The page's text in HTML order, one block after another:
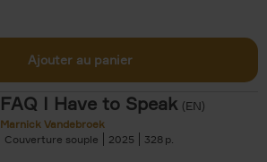
Ajouter au panier
FAQ I Have to Speak (EN)
Marnick Vandebroek
Couverture souple
2025 328